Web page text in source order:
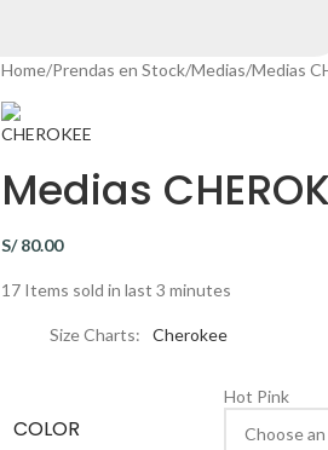
Home Prendas en Stock Medias Medias
Medias
S/80.00
17 Items sold in last 3 minutes
Size Charts Cherokee
COLOR
Hot Pink